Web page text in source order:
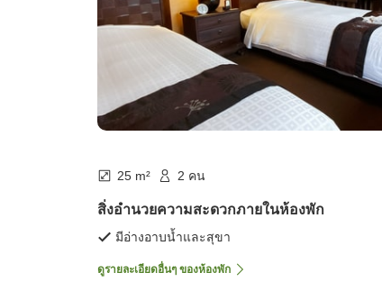
25 m² 2 คน
สิ่งอำนวยความสะดวกภายในห้องพัก
มีอ่างอาบน้ำและสุขา
ดูรายละเอียดอื่นๆ ของห้องพัก